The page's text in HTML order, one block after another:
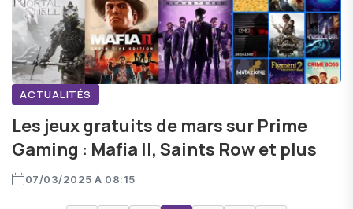
ACTUALITÉS
Les jeux gratuits de mars sur Prime
Gaming : Mafia II, Saints Row et plus
07/03/2025 À 08:15